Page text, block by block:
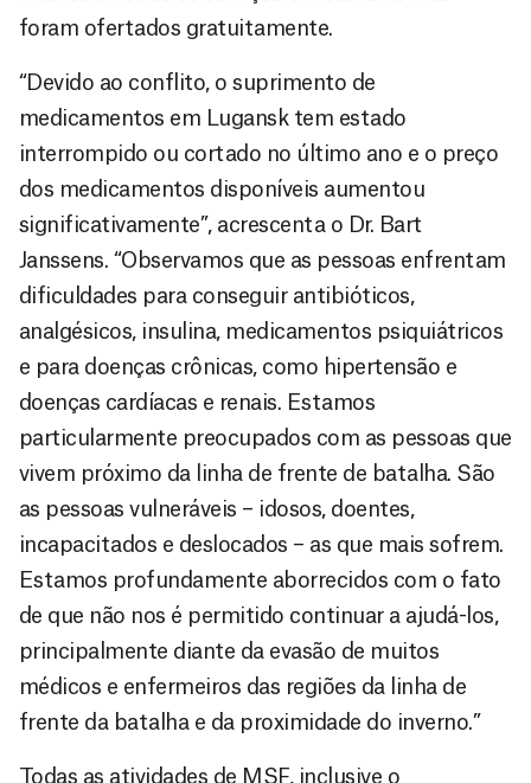
foram ofertados gratuitamente.
“Devido ao conflito, o suprimento de
medicamentos em Lugansk tem estado
interrompido ou cortado no último ano e o preço
dos medicamentos disponíveis aumentou
significativamente”, acrescenta o Dr. Bart
Janssens. “Observamos que as pessoas enfrentam
dificuldades para conseguir antibióticos,
analgésicos, insulina, medicamentos psiquiátricos
e para doenças crônicas, como hipertensão e
doenças cardíacas e renais. Estamos
particularmente preocupados com as pessoas que
vivem próximo da linha de frente de batalha. São
as pessoas vulneráveis – idosos, doentes,
incapacitados e deslocados – as que mais sofrem.
Estamos profundamente aborrecidos com o fato
de que não nos é permitido continuar a ajudá-los,
principalmente diante da evasão de muitos
médicos e enfermeiros das regiões da linha de
frente da batalha e da proximidade do inverno.”
Todas as atividades de MSF, inclusive o